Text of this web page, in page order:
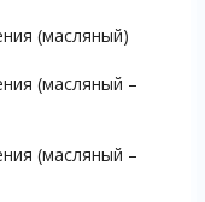
(масляный)
(масляный –
(масляный –